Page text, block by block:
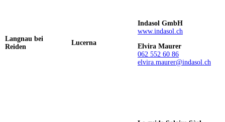
Langnau bei
Reiden
Lucerna
Indasol GmbH
www.indasol.ch
Elvira Maurer
062 552 60 86
elvira.maurer@indasol.ch